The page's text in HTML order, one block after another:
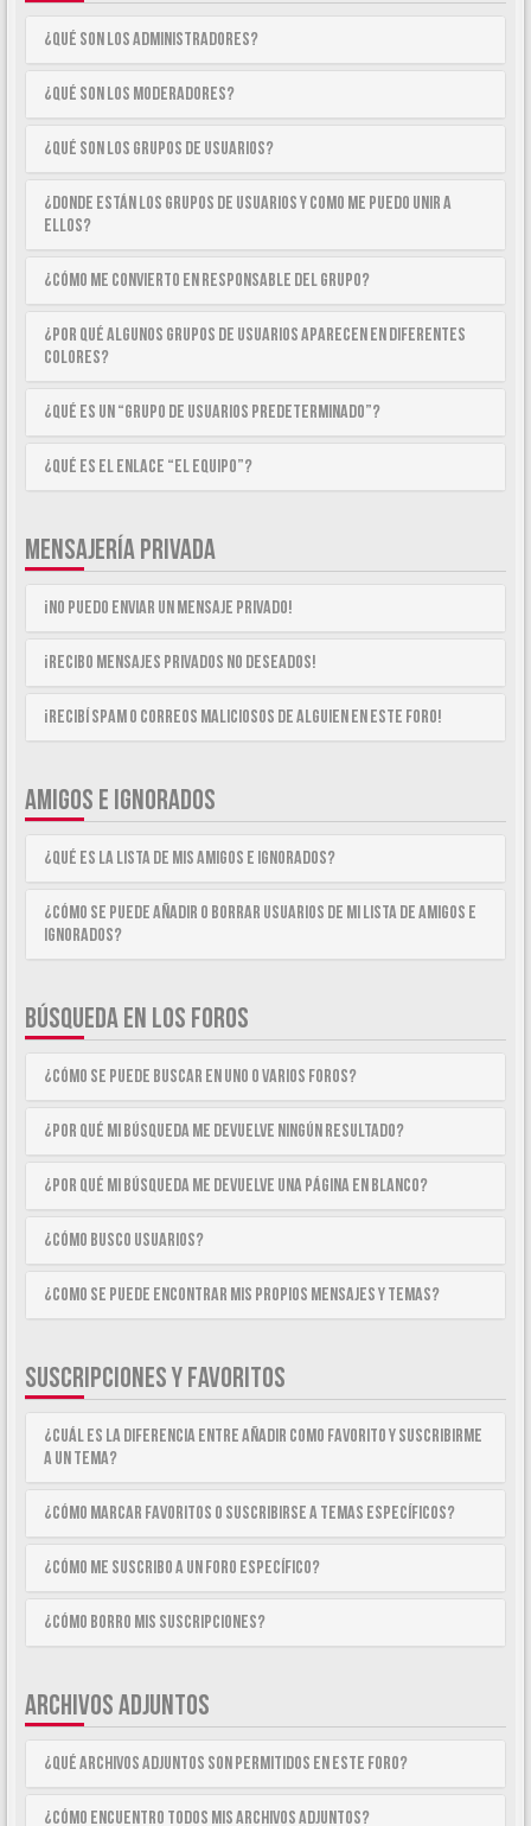
¿Qué son los Administradores?
¿Qué son los Moderadores?
¿Qué son los Grupos de Usuarios?
¿Donde están los Grupos de Usuarios y como me puedo unir a
ellos?
¿Cómo me convierto en Responsable del Grupo?
¿Por qué algunos Grupos de Usuarios aparecen en diferentes
colores?
¿Qué es un “Grupo de Usuarios predeterminado”?
¿Qué es el enlace “El equipo”?
MENSAJERÍA PRIVADA
¡No puedo enviar un mensaje privado!
¡Recibo mensajes privados no deseados!
¡Recibí spam o correos maliciosos de alguien en este foro!
AMIGOS E IGNORADOS
¿Qué es la lista de Mis Amigos e Ignorados?
¿Cómo se puede añadir o borrar usuarios de mi lista de Amigos e
Ignorados?
BÚSQUEDA EN LOS FOROS
¿Cómo se puede buscar en uno o varios foros?
¿Por qué mi búsqueda me devuelve ningún resultado?
¿Por qué mi búsqueda me devuelve una página en blanco?
¿Cómo busco usuarios?
¿Como se puede encontrar mis propios mensajes y temas?
SUSCRIPCIONES Y FAVORITOS
¿Cuál es la diferencia entre añadir como Favorito y suscribirme
a un tema?
¿Cómo marcar Favoritos o suscribirse a temas específicos?
¿Cómo me suscribo a un foro específico?
¿Cómo borro mis suscripciones?
ARCHIVOS ADJUNTOS
¿Qué archivos adjuntos son permitidos en este foro?
¿Cómo encuentro todos mis archivos adjuntos?